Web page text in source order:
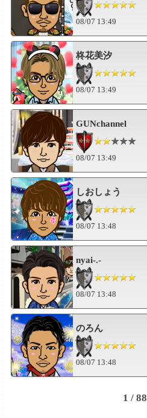
08/07 13:49
柊花美汐
08/07 13:49
GUNchannel
08/07 13:49
しおしょう
08/07 13:48
nyai-.-
08/07 13:48
のろん
08/07 13:48
1 / 88